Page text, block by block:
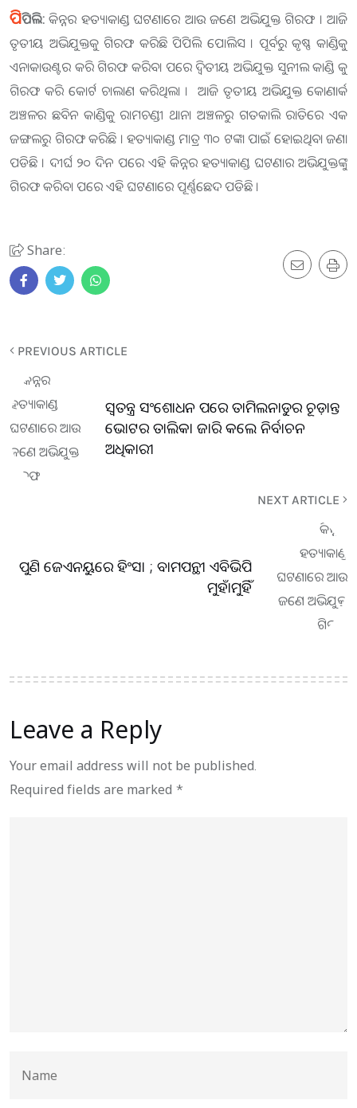
ପିପିଲି: କିନ୍ନର ହତ୍ୟାକାଣ୍ଡ ଘଟଣାରେ ଆଉ ଜଣେ ଅଭିଯୁକ୍ତ ଗିରଫ । ଆଜି
ତୃତୀୟ ଅଭିଯୁକ୍ତକୁ ଗିରଫ କରିଛି ପିପିଲି ପୋଲିସ । ପୂର୍ବରୁ କୃଷ୍ଣ କାଣ୍ଡିକୁ
ଏନାକାଉଣ୍ଟର କରି ଗିରଫ କରିବା ପରେ ଦ୍ୱିତୀୟ ଅଭିଯୁକ୍ତ ସୁନୀଲ କାଣ୍ଡି କୁ
ଗିରଫ କରି କୋର୍ଟ ଚାଲାଣ କରିଥିଲା । ଆଜି ତୃତୀୟ ଅଭିଯୁକ୍ତ କୋଣାର୍କ
ଅଞ୍ଚଳର ଛବିନ କାଣ୍ଡିକୁ ରାମଚଣ୍ଡୀ ଥାନା ଅଞ୍ଚଳରୁ ଗତକାଲି ରାତିରେ ଏକ
ଜଙ୍ଗଲରୁ ଗିରଫ କରିଛି । ହତ୍ୟାକାଣ୍ଡ ମାତ୍ର ୩୦ ଟଙ୍କା ପାଇଁ ହୋଇଥିବା ଜଣା
ପଡିଛି । ଦୀର୍ଘ ୨୦ ଦିନ ପରେ ଏହି କିନ୍ନର ହତ୍ୟାକାଣ୍ଡ ଘଟଣାର ଅଭିଯୁକ୍ତଙ୍କୁ
ଗିରଫ କରିବା ପରେ ଏହି ଘଟଣାରେ ପୂର୍ଣ୍ଣଛେଦ ପଡିଛି ।
Share:
PREVIOUS ARTICLE
ସ୍ୱତନ୍ତ୍ର ସଂଶୋଧନ ପରେ ତାମିଲନାଡୁର ଚୂଡ଼ାନ୍ତ
ଭୋଟର ତାଲିକା ଜାରି କଲେ ନିର୍ବାଚନ
ଅଧିକାରୀ
NEXT ARTICLE
ପୁଣି ଜେଏନୟୁରେ ହିଂସା ; ବାମପନ୍ଥୀ ଏବିଭିପି
ମୁହାଁମୁହିଁ
Leave a Reply
Your email address will not be published.
Required fields are marked *